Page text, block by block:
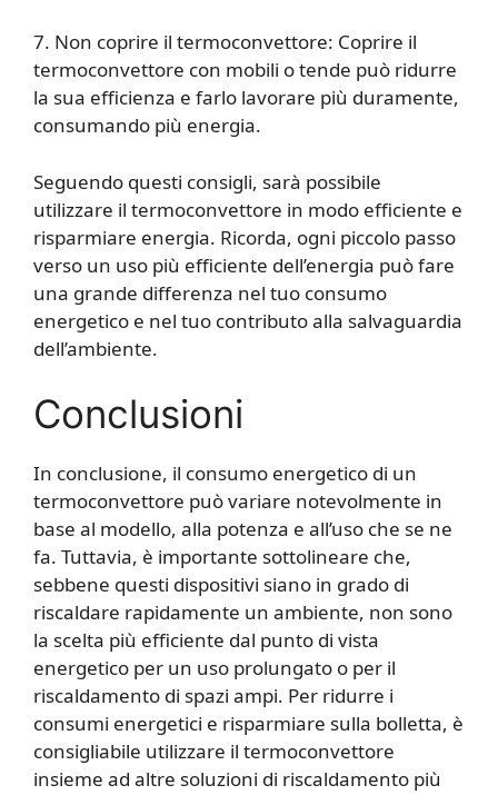
7. Non coprire il termoconvettore: Coprire il
termoconvettore con mobili o tende può ridurre
la sua efficienza e farlo lavorare più duramente,
consumando più energia.
Seguendo questi consigli, sarà possibile
utilizzare il termoconvettore in modo efficiente e
risparmiare energia. Ricorda, ogni piccolo passo
verso un uso più efficiente dell’energia può fare
una grande differenza nel tuo consumo
energetico e nel tuo contributo alla salvaguardia
dell’ambiente.
Conclusioni
In conclusione, il consumo energetico di un
termoconvettore può variare notevolmente in
base al modello, alla potenza e all’uso che se ne
fa. Tuttavia, è importante sottolineare che,
sebbene questi dispositivi siano in grado di
riscaldare rapidamente un ambiente, non sono
la scelta più efficiente dal punto di vista
energetico per un uso prolungato o per il
riscaldamento di spazi ampi. Per ridurre i
consumi energetici e risparmiare sulla bolletta, è
consigliabile utilizzare il termoconvettore
insieme ad altre soluzioni di riscaldamento più